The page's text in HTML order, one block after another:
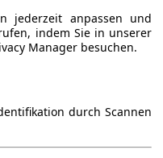
jederzeit anpassen und
indem Sie in unserer
Manager besuchen.
durch Scannen